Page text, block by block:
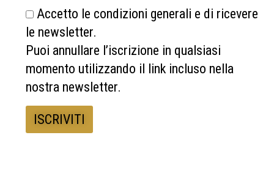
Accetto le condizioni generali e di ricevere
le newsletter.
Puoi annullare l’iscrizione in qualsiasi
momento utilizzando il link incluso nella
nostra newsletter.